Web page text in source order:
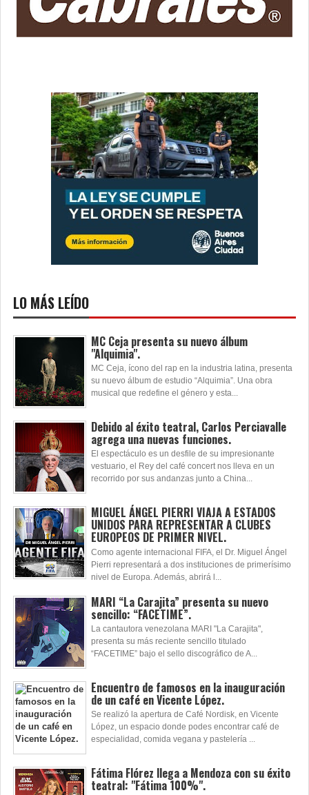
LO MÁS LEÍDO
MC Ceja presenta su nuevo álbum
"Alquimia".
MC Ceja, ícono del rap en la industria latina, presenta
su nuevo álbum de estudio “Alquimia”. Una obra
musical que redefine el género y esta...
Debido al éxito teatral, Carlos Perciavalle
agrega una nuevas funciones.
El espectáculo es un desfile de su impresionante
vestuario, el Rey del café concert nos lleva en un
recorrido por sus andanzas junto a China...
MIGUEL ÁNGEL PIERRI VIAJA A ESTADOS
UNIDOS PARA REPRESENTAR A CLUBES
EUROPEOS DE PRIMER NIVEL.
Como agente internacional FIFA, el Dr. Miguel Ángel
Pierri representará a dos instituciones de primerísimo
nivel de Europa. Además, abrirá l...
MARI “La Carajita” presenta su nuevo
sencillo: “FACETIME”.
La cantautora venezolana MARI "La Carajita",
presenta su más reciente sencillo titulado
“FACETIME” bajo el sello discográfico de A...
Encuentro de famosos en la inauguración
de un café en Vicente López.
Se realizó la apertura de Café Nordisk, en Vicente
López, un espacio donde podes encontrar café de
especialidad, comida vegana y pastelería ...
Fátima Flórez llega a Mendoza con su éxito
teatral: "Fátima 100%".